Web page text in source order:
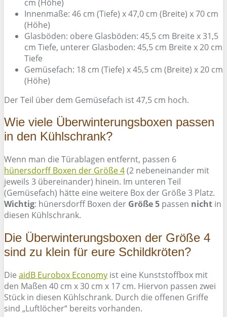
cm (Höhe)
Innenmaße: 46 cm (Tiefe) x 47,0 cm (Breite) x 70 cm
(Höhe)
Glasböden: obere Glasböden: 45,5 cm Breite x 31,5
cm Tiefe, unterer Glasboden: 45,5 cm Breite x 20 cm
Tiefe
Gemüsefach: 18 cm (Tiefe) x 45,5 cm (Breite) x 20 cm
(Höhe)
Der Teil über dem Gemüsefach ist 47,5 cm hoch.
Wie viele Überwinterungsboxen passen
in den Kühlschrank?
Wenn man die Türablagen entfernt, passen 6
hünersdorff Boxen der Größe 4(2 nebeneinander mit
jeweils 3 übereinander) hinein. Im unteren Teil
(Gemüsefach) hätte eine weitere Box der Größe 3 Platz.
Wichtig: hünersdorff Boxen der Größe 5 passen nicht in
diesen Kühlschrank.
Die Überwinterungsboxen der Größe 4
sind zu klein für eure Schildkröten?
Die aidB Eurobox Economy ist eine Kunststoffbox mit
den Maßen 40 cm x 30 cm x 17 cm. Hiervon passen zwei
Stück in diesen Kühlschrank. Durch die offenen Griffe
sind „Luftlöcher“ bereits vorhanden.